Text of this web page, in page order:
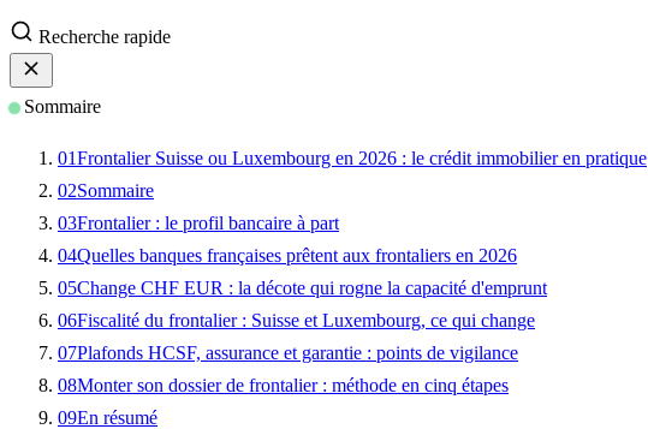
Recherche rapide
Sommaire
01Frontalier Suisse ou Luxembourg en 2026 : le crédit immobilier en pratique
02Sommaire
03Frontalier : le profil bancaire à part
04Quelles banques françaises prêtent aux frontaliers en 2026
05Change CHF EUR : la décote qui rogne la capacité d'emprunt
06Fiscalité du frontalier : Suisse et Luxembourg, ce qui change
07Plafonds HCSF, assurance et garantie : points de vigilance
08Monter son dossier de frontalier : méthode en cinq étapes
09En résumé